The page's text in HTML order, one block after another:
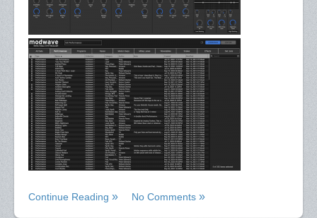
Continue Reading No Comments